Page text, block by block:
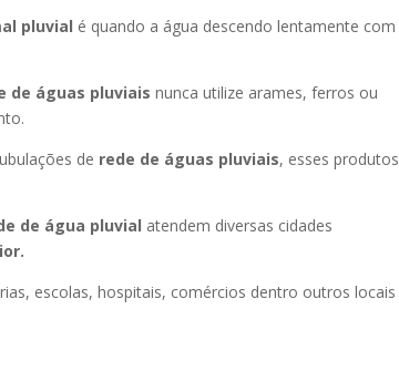
pluvial é quando a água descendo lentamente com
de águas pluviais nunca utilize arames, ferros ou
de rede de águas pluviais, esses produtos
de água pluvial atendem diversas cidades
escolas, hospitais, comércios dentro outros locais